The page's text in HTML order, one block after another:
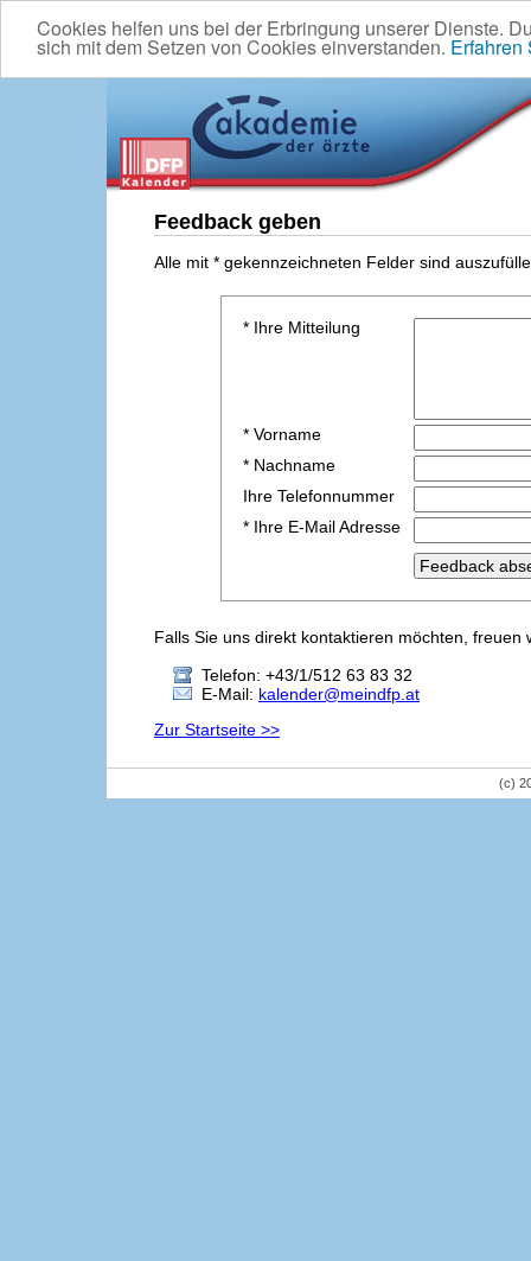
Cookies helfen uns bei der Erbringung unserer Dienste.
sich mit dem Setzen von Cookies einverstanden. Erfahren
Feedback geben
Alle mit * gekennzeichneten Felder sind
* Ihre Mitteilung
* Vorname
* Nachname
Ihre Telefonnummer
* Ihre E-Mail Adresse
Falls Sie uns direkt kontaktieren möchten,
Telefon: +43/1/512 63 83 32
E-Mail: kalender@meindfp.at
Zur Startseite >>
(c)